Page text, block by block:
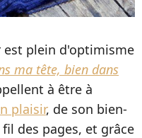
est plein d'optimisme
ma tête, bien dans
à être à
plaisir, de son bien-
des pages, et grâce